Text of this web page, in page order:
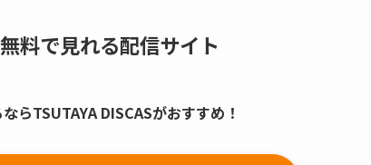
料で見れる配信サイト
らTSUTAYA DISCASがおすすめ！